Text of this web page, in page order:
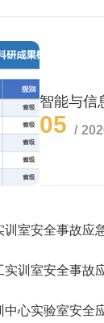
智能与信
05
室安全事故应
训室安全事故
心实验室安全